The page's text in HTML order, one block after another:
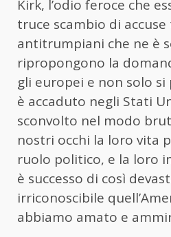
Kirk, l’odio feroce che
truce scambio di
antitrumpiani che ne è
ripropongono la
gli europei e non solo si
è accaduto negli Stati
sconvolto nel modo
nostri occhi la loro vita
ruolo politico, e la loro
è successo di così
irriconoscibile
abbiamo amato e